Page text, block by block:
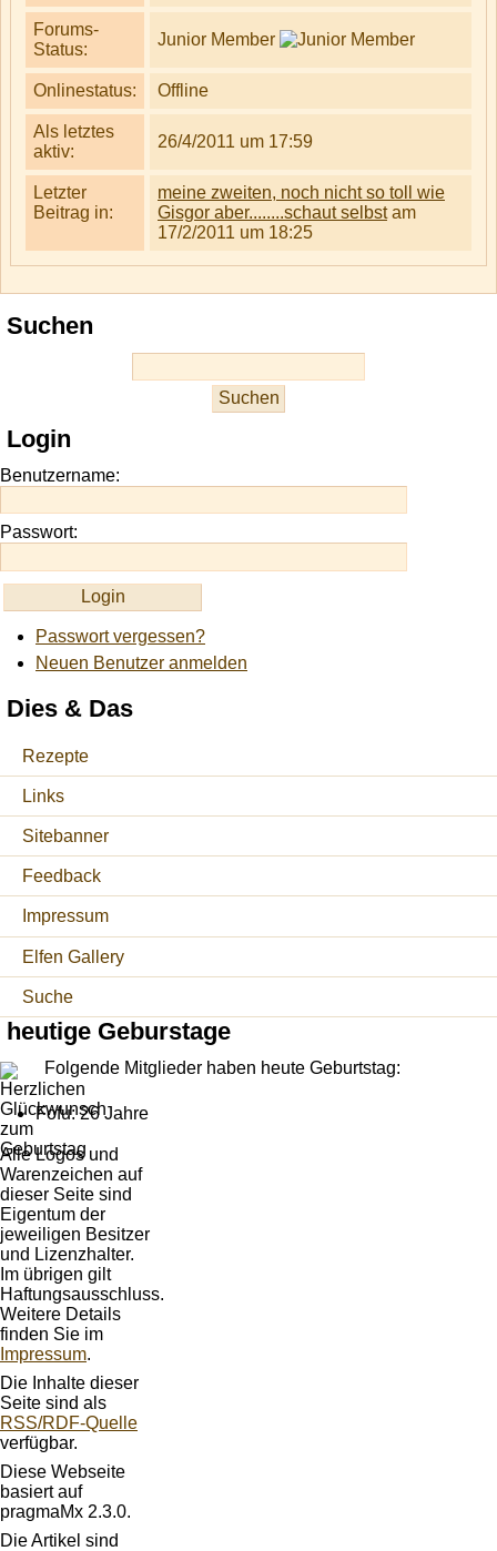
Forums-
Status:
Junior Member
Onlinestatus: Offline
Als letztes
aktiv:
26/4/2011 um 17:59
Letzter
Beitrag in:
meine zweiten, noch nicht so toll wie
Gisgor aber........schaut selbstam
17/2/2011 um 18:25
Suchen
Login
Benutzername:
Passwort:
Passwort vergessen?
Neuen Benutzer anmelden
Dies & Das
Rezepte
Links
Sitebanner
Feedback
Impressum
Elfen Gallery
Suche
heutige Geburstage
Folgende Mitglieder haben heute Geburtstag:
Fofu: 26 Jahre
Alle Logos und
Warenzeichen auf
dieser Seite sind
Eigentum der
jeweiligen Besitzer
und Lizenzhalter.
Im übrigen gilt
Haftungsausschluss.
Weitere Details
finden Sie im
Impressum.
Die Inhalte dieser
Seite sind als
RSS/RDF-Quelle
verfügbar.
Diese Webseite
basiert auf
pragmaMx 2.3.0.
Die Artikel sind